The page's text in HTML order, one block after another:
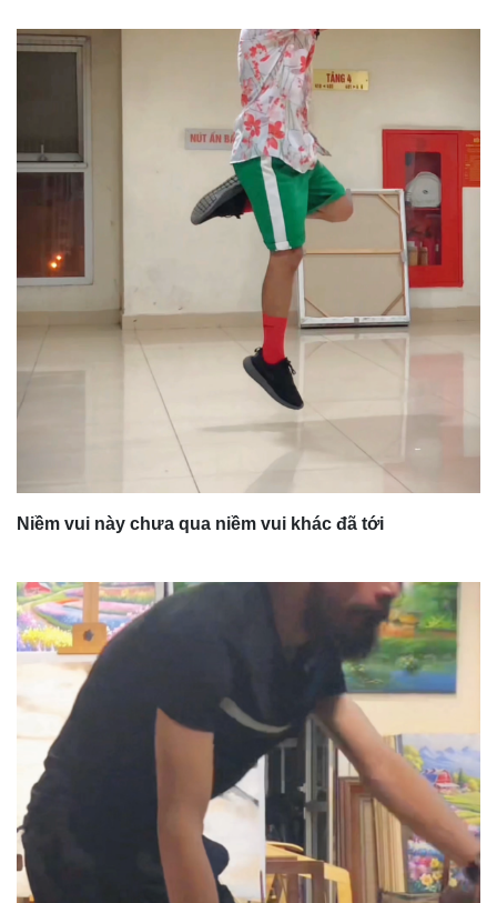
Niềm vui này chưa qua niềm vui khác đã tới